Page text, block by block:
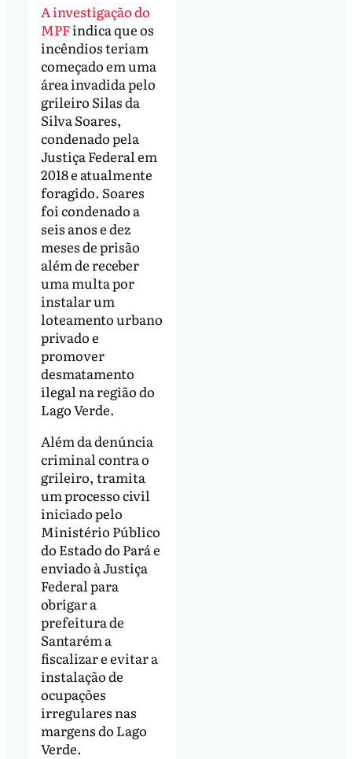
A investigação do
MPFindica que os
incêndios teriam
começado em uma
área invadida pelo
grileiro Silas da
Silva Soares,
condenado pela
Justiça Federal em
2018 e atualmente
foragido. Soares
foi condenado a
seis anos e dez
meses de prisão
além de receber
uma multa por
instalar um
loteamento urbano
privado e
promover
desmatamento
ilegal na região do
Lago Verde.
Além da denúncia
criminal contra o
grileiro, tramita
um processo civil
iniciado pelo
Ministério Público
do Estado do Pará e
enviado à Justiça
Federal para
obrigar a
prefeitura de
Santarém a
fiscalizar e evitar a
instalação de
ocupações
irregulares nas
margens do Lago
Verde.